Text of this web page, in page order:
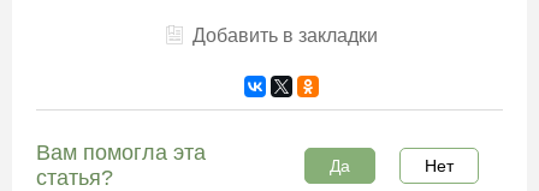
Добавить в закладки
Вам помогла эта
статья?
Да Нет